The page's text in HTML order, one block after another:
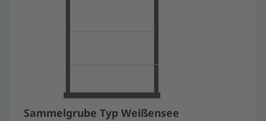
Sammelgrube Typ Weißensee